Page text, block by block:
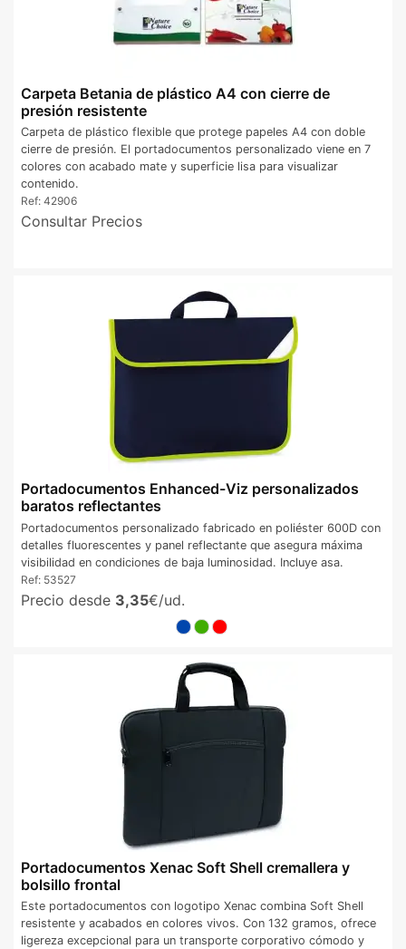
Carpeta Betania de plástico A4 con cierre de
presión resistente
Carpeta de plástico flexible que protege papeles A4 con doble
cierre de presión. El portadocumentos personalizado viene en 7
colores con acabado mate y superficie lisa para visualizar
contenido.
Ref: 42906
Consultar Precios
Portadocumentos Enhanced-Viz personalizados
baratos reflectantes
Portadocumentos personalizado fabricado en poliéster 600D con
detalles fluorescentes y panel reflectante que asegura máxima
visibilidad en condiciones de baja luminosidad. Incluye asa.
Ref: 53527
Precio desde 3,35€/ud.
Portadocumentos Xenac Soft Shell cremallera y
bolsillo frontal
Este portadocumentos con logotipo Xenac combina Soft Shell
resistente y acabados en colores vivos. Con 132 gramos, ofrece
ligereza excepcional para un transporte corporativo cómodo y